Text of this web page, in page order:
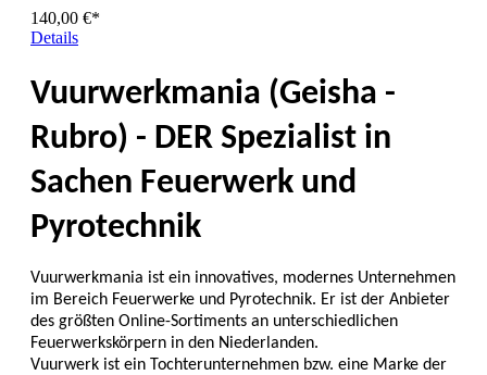
140,00 €*
Details
Vuurwerkmania (Geisha -
Rubro) - DER Spezialist in
Sachen Feuerwerk und
Pyrotechnik
Vuurwerkmania ist ein innovatives, modernes Unternehmen
im Bereich Feuerwerke und Pyrotechnik. Er ist der Anbieter
des größten Online-Sortiments an unterschiedlichen
Feuerwerkskörpern in den Niederlanden.
Vuurwerk ist ein Tochterunternehmen bzw. eine Marke der